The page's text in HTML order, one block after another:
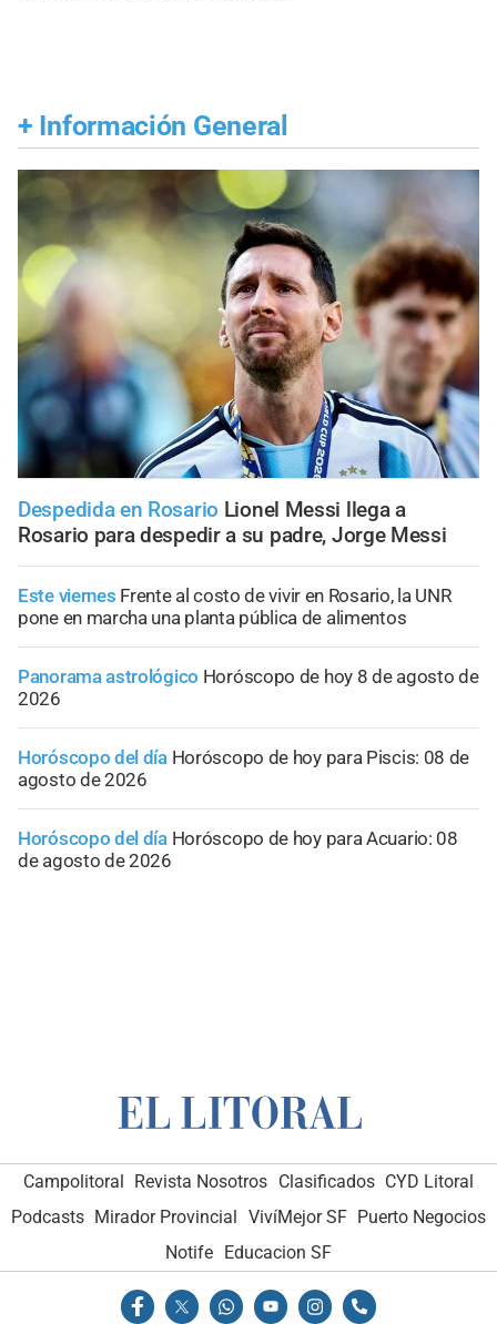
+ Información General
Despedida en Rosario Lionel Messi llega a
Rosario para despedir a su padre, Jorge Messi
Este viernes Frente al costo de vivir en Rosario, la UNR
pone en marcha una planta pública de alimentos
Panorama astrológico Horóscopo de hoy 8 de agosto de
2026
Horóscopo del día Horóscopo de hoy para Piscis: 08 de
agosto de 2026
Horóscopo del día Horóscopo de hoy para Acuario: 08
de agosto de 2026
Campolitoral Revista Nosotros Clasificados CYD Litoral
Podcasts Mirador Provincial VivíMejor SF Puerto Negocios
Notife
Educacion SF